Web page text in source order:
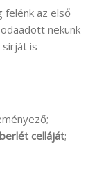
az első
nekünk
sírját is
celláját;